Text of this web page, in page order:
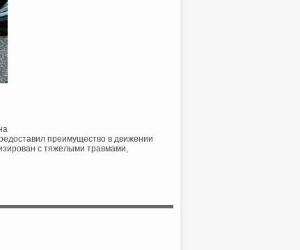
преимущество в движении
с тяжелыми травмами,